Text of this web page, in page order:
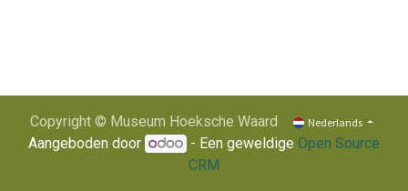
Copyright © Museum Hoeksche Waard Nederlands
Aangeboden door - Een geweldigeOpen Source
CRM